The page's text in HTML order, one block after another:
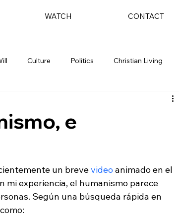
WATCH CONTACT
Culture Politics Christian Living
e
un breve video animado en el
mi experiencia, el humanismo parece
Según una búsqueda rápida en